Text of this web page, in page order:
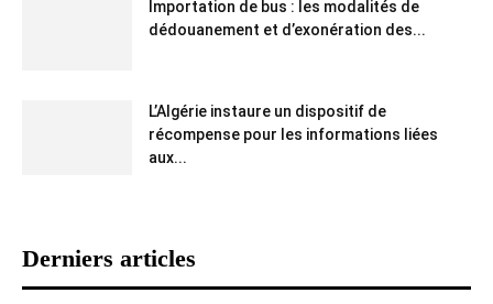
Importation de bus : les modalités de
dédouanement et d’exonération des...
L’Algérie instaure un dispositif de
récompense pour les informations liées
aux...
Derniers articles